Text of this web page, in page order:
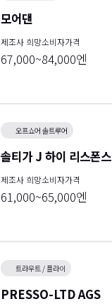
모어댄
제조사 희망소비자가격
67,000~84,000엔
오프쇼어 솔트루어
솔티가 J 하이 리스폰스
제조사 희망소비자가격
61,000~65,000엔
트라우트 / 플라이
PRESSO-LTD AGS